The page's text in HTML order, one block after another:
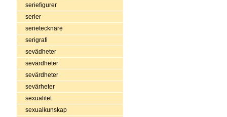
seriefigurer
serier
serietecknare
serigrafi
sevädheter
sevärdheter
sevärdheter
sevärheter
sexualitet
sexualkunskap